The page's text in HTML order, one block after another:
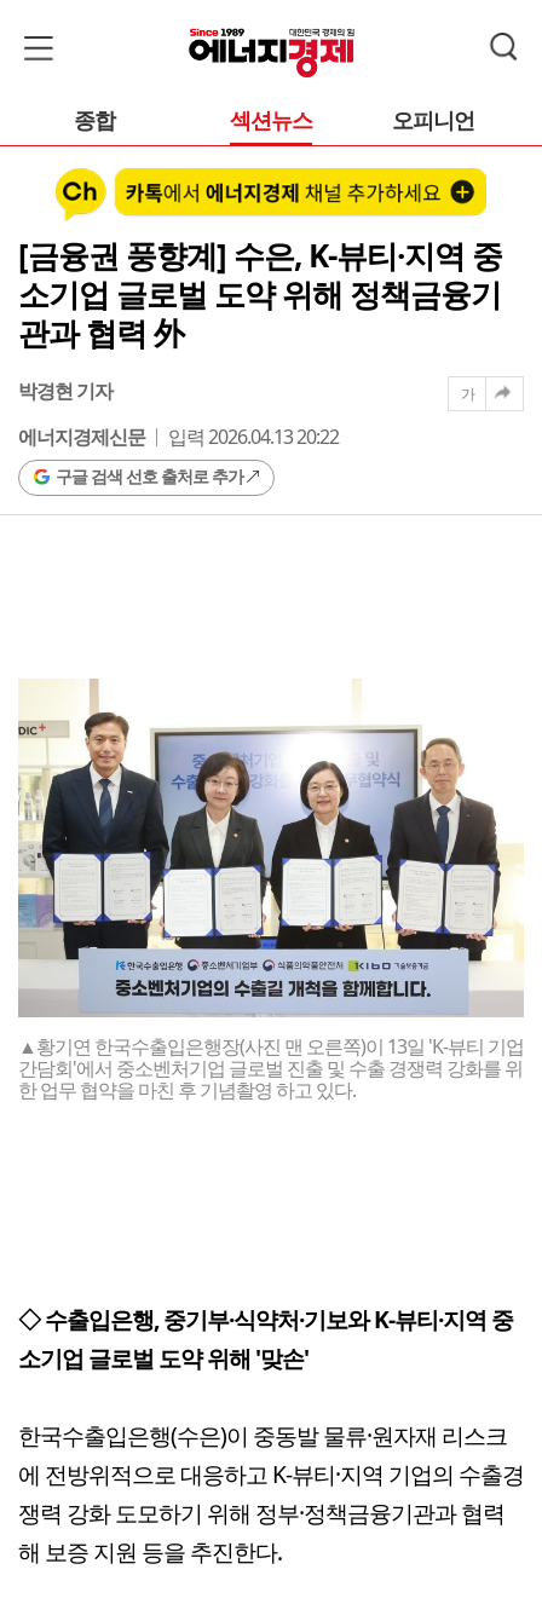
종합 섹션뉴스 오피니언
[금융권 풍향계] 수은, K-뷰티·지역 중
소기업 글로벌 도약 위해 정책금융기
관과 협력 外
박경현 기자
에너지경제신문
입력 2026.04.13 20:22
구글 검색 선호 출처로 추가
가
▲황기연 한국수출입은행장(사진 맨 오른쪽)이 13일 'K-뷰티 기업
간담회'에서 중소벤처기업 글로벌 진출 및 수출 경쟁력 강화를 위
한 업무 협약을 마친 후 기념촬영 하고 있다.
◇ 수출입은행, 중기부·식약처·기보와 K-뷰티·지역 중
소기업 글로벌 도약 위해 '맞손'
한국수출입은행(수은)이 중동발 물류·원자재 리스크
에 전방위적으로 대응하고 K-뷰티·지역 기업의 수출경
쟁력 강화 도모하기 위해 정부·정책금융기관과 협력
해 보증 지원 등을 추진한다.